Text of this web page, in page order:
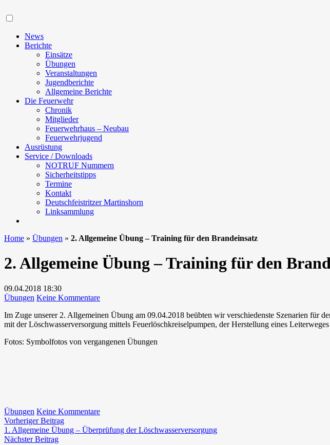
News
Berichte
Einsätze
Übungen
Veranstaltungen
Jugendberichte
Allgemeine Berichte
Die Feuerwehr
Chronik
Mitglieder
Feuerwehrhaus – Neubau
Feuerwehrjugend
Ausrüstung
Service / Downloads
NOTRUF Nummern
Sicherheitstipps
Termine
Kontakt
Deutschfeistritzer Martinshorn
Linksammlung
Home » Übungen » 2. Allgemeine Übung – Training für den Brandeinsatz
2. Allgemeine Übung – Training für den
09.04.2018 18:30
Übungen Keine Kommentarezu
Allgemeine
Übung
Training
Im Zuge unserer 2. Allgemeinen Übung am 09.04.2018 beübten wir verschiedenste Szenarien für
mit der Löschwasserversorgung mittels Feuerlöschkreiselpumpen, der Herstellung eines
Fotos: Symbolfotos von vergangenen Übungen
Übungen Keine Kommentarezu
Allgemeine
Beitragsnavigation
Vorheriger BeitragVorheriger
Beitrag:
1. Allgemeine Übung – Überprüfung der Löschwasserversorgung
Nächster BeitragNächster